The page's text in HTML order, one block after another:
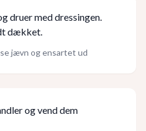
druer med dressingen.
dækket.
jævn og ensartet ud
og vend dem